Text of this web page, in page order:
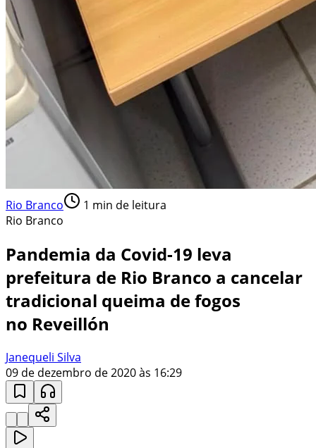
Rio Branco 1 min de leitura
Rio Branco
Pandemia da Covid-19 leva
prefeitura de Rio Branco a cancelar
tradicional queima de fogos
no Reveillón
Janequeli Silva
09 de dezembro de 2020 às 16:29